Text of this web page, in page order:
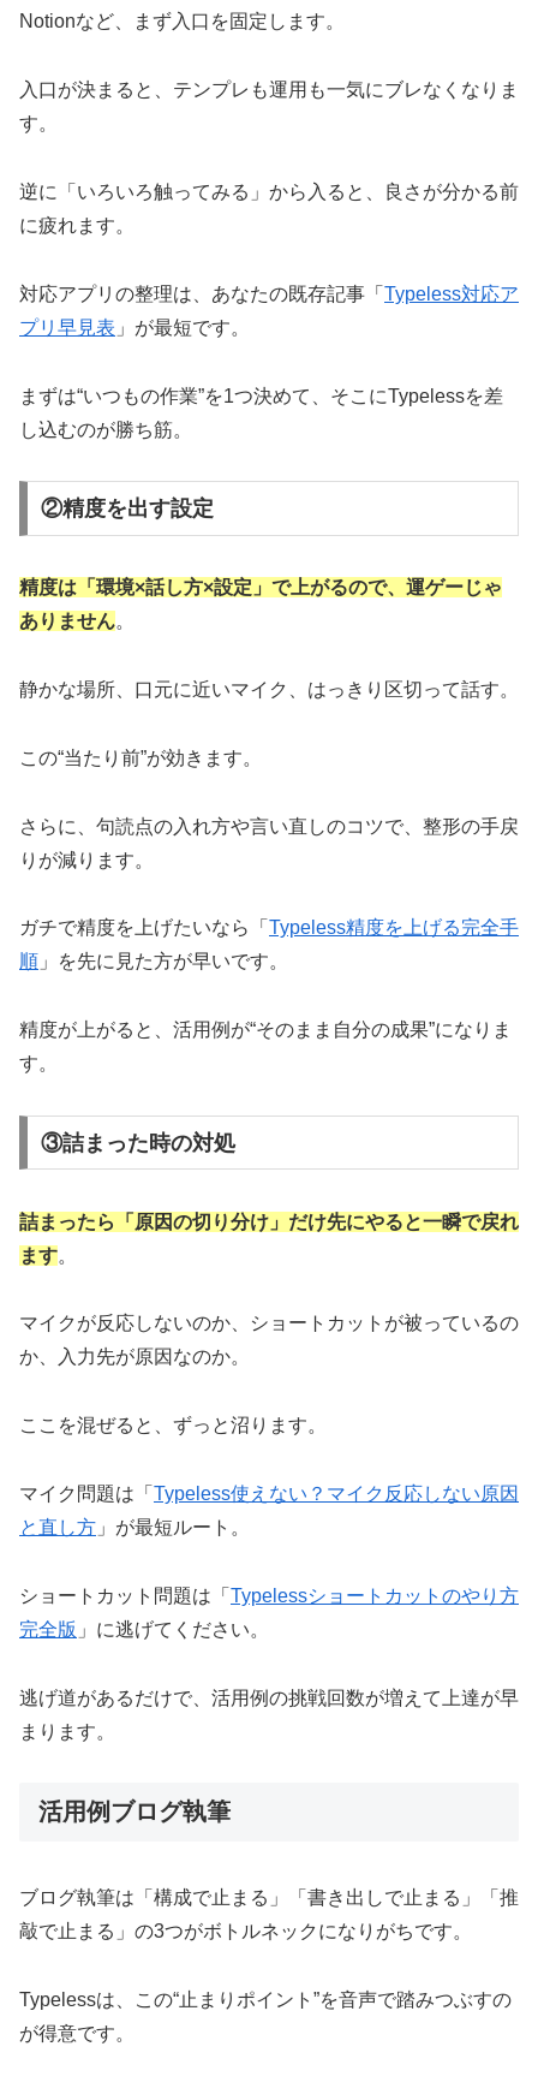
Notionなど、まず入口を固定します。
入口が決まると、テンプレも運用も一気にブレなくなりま
す。
逆に「いろいろ触ってみる」から入ると、良さが分かる前
に疲れます。
対応アプリの整理は、あなたの既存記事「 Typeless対応ア
プリ早見表 」が最短です。
まずは“いつもの作業”を1つ決めて、そこにTypelessを差
し込むのが勝ち筋。
②精度を出す設定
精度は「環境×話し方×設定」で上がるので、運ゲーじゃ
ありません。
静かな場所、口元に近いマイク、はっきり区切って話す。
この“当たり前”が効きます。
さらに、句読点の入れ方や言い直しのコツで、整形の手戻
りが減ります。
ガチで精度を上げたいなら「 Typeless精度を上げる完全手
順 」を先に見た方が早いです。
精度が上がると、活用例が“そのまま自分の成果”になりま
す。
③詰まった時の対処
詰まったら「原因の切り分け」だけ先にやると一瞬で戻れ
ます。
マイクが反応しないのか、ショートカットが被っているの
か、入力先が原因なのか。
ここを混ぜると、ずっと沼ります。
マイク問題は「 Typeless使えない？マイク反応しない原因
と直し方 」が最短ルート。
ショートカット問題は「 Typelessショートカットのやり方
完全版 」に逃げてください。
逃げ道があるだけで、活用例の挑戦回数が増えて上達が早
まります。
活用例ブログ執筆
ブログ執筆は「構成で止まる」「書き出しで止まる」「推
敲で止まる」の3つがボトルネックになりがちです。
Typelessは、この“止まりポイント”を音声で踏みつぶすの
が得意です。